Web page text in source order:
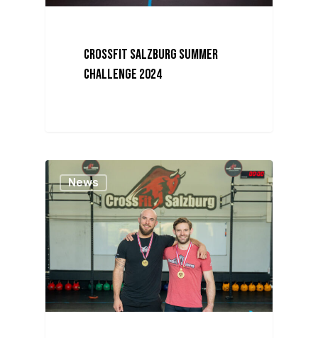
CrossFit Salzburg Summer
Challenge 2024
News